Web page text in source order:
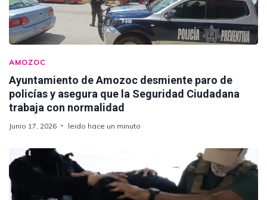
AMOZOC
Ayuntamiento de Amozoc desmiente paro de
policías y asegura que la Seguridad Ciudadana
trabaja con normalidad
Junio 17, 2026 leido hace un minuto